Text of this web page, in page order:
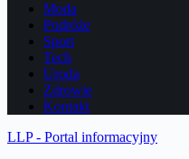
Moda
Podróże
Sport
Tech
Uroda
Zdrowie
Kontakt
LLP - Portal informacyjny